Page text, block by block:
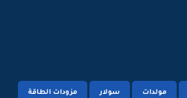
مولدات سولار مزودات الطاقة